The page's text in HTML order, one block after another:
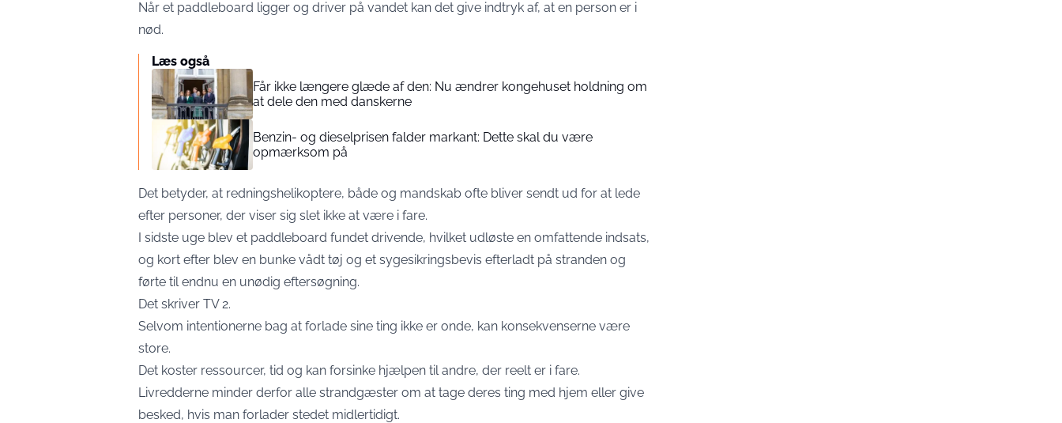
Når et paddleboard ligger og driver på vandet kan det give indtryk af, at en person er i
nød.
Læs også
Får ikke længere glæde af den: Nu ændrer kongehuset holdning om
at dele den med danskerne
Benzin- og dieselprisen falder markant: Dette skal du være
opmærksom på
Det betyder, at redningshelikoptere, både og mandskab ofte bliver sendt ud for at lede
efter personer, der viser sig slet ikke at være i fare.
I sidste uge blev et paddleboard fundet drivende, hvilket udløste en omfattende indsats,
og kort efter blev en bunke vådt tøj og et sygesikringsbevis efterladt på stranden og
førte til endnu en unødig eftersøgning.
Det skriver TV 2.
Selvom intentionerne bag at forlade sine ting ikke er onde, kan konsekvenserne være
store.
Det koster ressourcer, tid og kan forsinke hjælpen til andre, der reelt er i fare.
Livredderne minder derfor alle strandgæster om at tage deres ting med hjem eller give
besked, hvis man forlader stedet midlertidigt.